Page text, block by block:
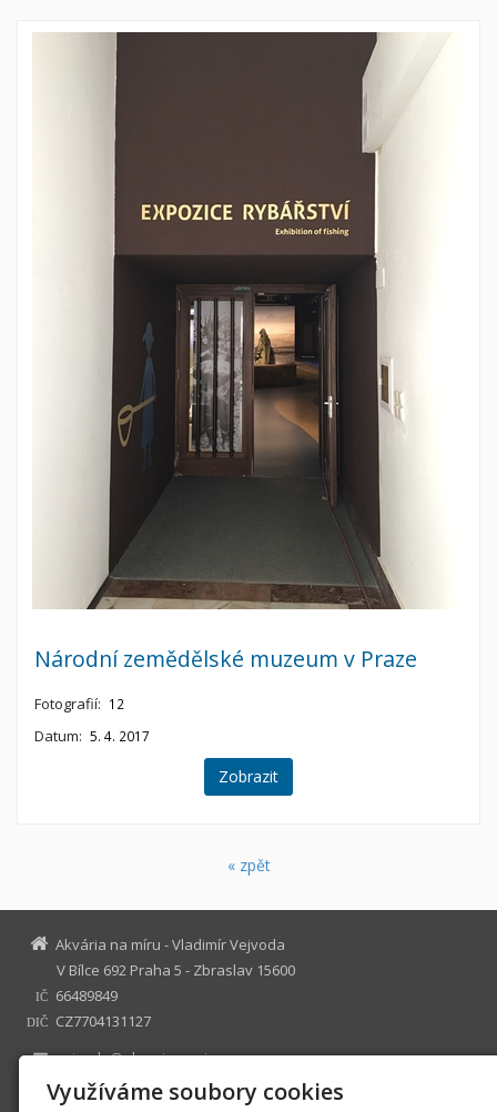
Národní zemědělské muzeum v Praze
Fotografií: 12
Datum: 5. 4. 2017
Zobrazit
« zpět
Akvária na míru - Vladimír Vejvoda
V Bílce 692 Praha 5 - Zbraslav 15600
IČ 66489849
DIČ
CZ7704131127
vejvoda@akvarianamiru.cz
www.akvarianamiru.cz
Využíváme soubory cookies